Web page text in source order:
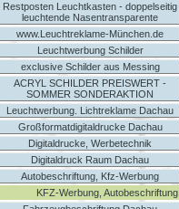
Restposten Leuchtkasten - doppelseitig
leuchtende Nasentransparente
www.Leuchtreklame-München.de
Leuchtwerbung Schilder
exclusive Schilder aus Messing
ACRYL SCHILDER PREISWERT -
SOMMER SONDERAKTION
Leuchtwerbung. Lichtreklame Dachau
Großformatdigitaldrucke Dachau
Digitaldrucke, Werbetechnik
Digitaldruck Raum Dachau
Autobeschriftung, Kfz-Werbung
KFZ-Werbung, Autobeschriftung